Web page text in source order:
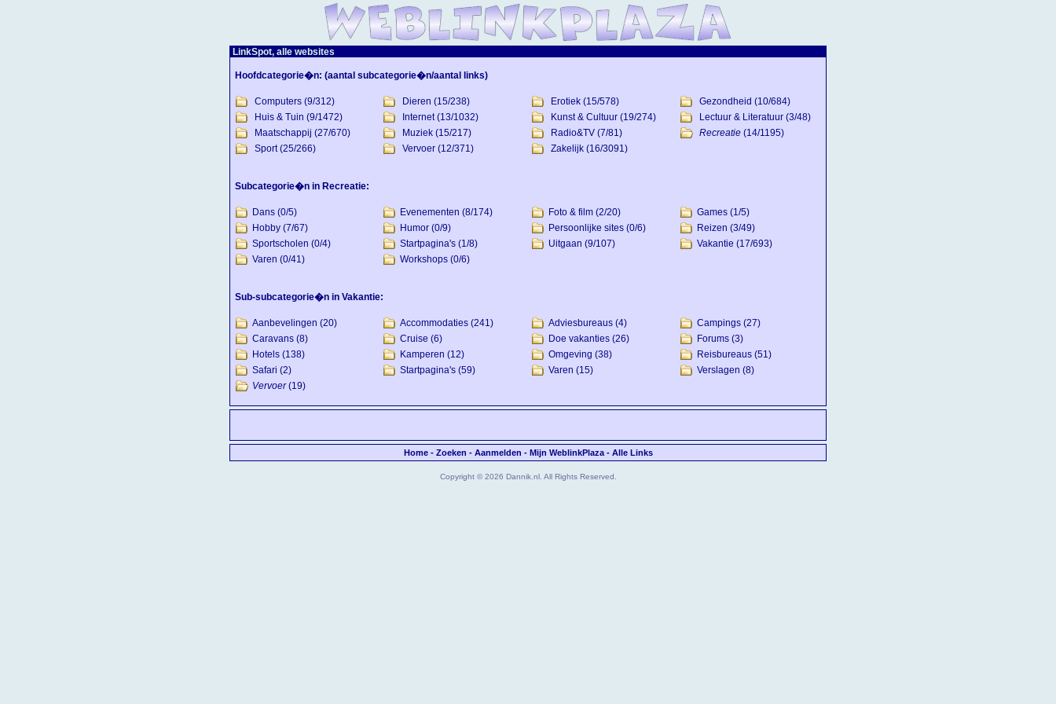
LinkSpot, alle websites
Hoofdcategorie�n: (aantal subcategorie�n/aantal links)
Computers (9/312) Dieren (15/238) Erotiek (15/578) Gezondheid (10/684)
Huis & Tuin (9/1472) Internet(13/1032) Kunst & Cultuur (19/274) Lectuur & Literatuur (3/48)
Maatschappij (27/670) Muziek (15/217) Radio&TV (7/81) Recreatie (14/1195)
Sport(25/266) Vervoer (12/371) Zakelijk (16/3091)
Subcategorie�n in Recreatie:
Dans (0/5) Evenementen (8/174) Foto & film (2/20) Games (1/5)
Hobby (7/67) Humor (0/9) Persoonlijke sites (0/6) Reizen (3/49)
Sportscholen (0/4) Startpagina's (1/8) Uitgaan (9/107) Vakantie (17/693)
Varen (0/41) Workshops (0/6)
Sub-subcategorie�n in Vakantie:
Aanbevelingen (20) Accommodaties (241) Adviesbureaus (4) Campings (27)
Caravans (8) Cruise (6) Doe vakanties (26) Forums (3)
Hotels (138) Kamperen (12) Omgeving (38) Reisbureaus (51)
Safari (2) Startpagina's (59) Varen (15) Verslagen (8)
Vervoer(19)
Home- Zoeken - Aanmelden - Mijn WeblinkPlaza- Alle Links
Copyright © 2026 Dannik.nl. All Rights Reserved.